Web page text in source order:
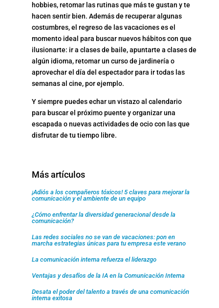
hobbies, retomar las rutinas que más te gustan y te
hacen sentir bien. Además de recuperar algunas
costumbres, el regreso de las vacaciones es el
momento ideal para buscar nuevos hábitos con que
ilusionarte: ir a clases de baile, apuntarte a clases de
algún idioma, retomar un curso de jardinería o
aprovechar el día del espectador para ir todas las
semanas al cine, por ejemplo.
Y siempre puedes echar un vistazo al calendario
para buscar el próximo puente y organizar una
escapada o nuevas actividades de ocio con las que
disfrutar de tu tiempo libre.
Más artículos
¡Adiós a los compañeros tóxicos! 5 claves para mejorar la
comunicación y el ambiente de un equipo
¿Cómo enfrentar la diversidad generacional desde la
comunicación?
Las redes sociales no se van de vacaciones: pon en
marcha estrategias únicas para tu empresa este verano
La comunicación interna refuerza el liderazgo
Ventajas y desafíos de la IA en la Comunicación Interna
Desata el poder del talento a través de una comunicación
interna exitosa